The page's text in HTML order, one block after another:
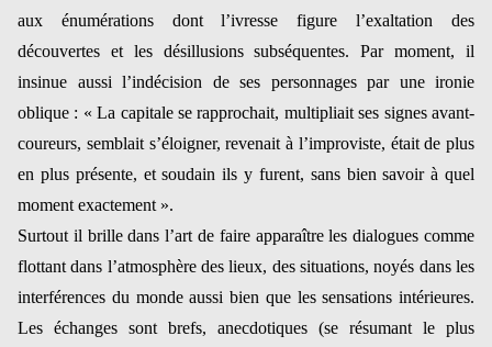
aux énumérations dont l’ivresse figure l’exaltation des
découvertes et les désillusions subséquentes. Par moment, il
insinue aussi l’indécision de ses personnages par une ironie
oblique : « La capitale se rapprochait, multipliait ses signes avant-
coureurs, semblait s’éloigner, revenait à l’improviste, était de plus
en plus présente, et soudain ils y furent, sans bien savoir à quel
moment exactement ».
Surtout il brille dans l’art de faire apparaître les dialogues comme
flottant dans l’atmosphère des lieux, des situations, noyés dans les
interférences du monde aussi bien que les sensations intérieures.
Les échanges sont brefs, anecdotiques (se résumant le plus